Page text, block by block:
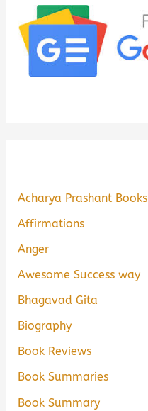
Acharya Prashant Books
Affirmations
Anger
Awesome Success way
Bhagavad Gita
Biography
Book Reviews
Book Summaries
Book Summary